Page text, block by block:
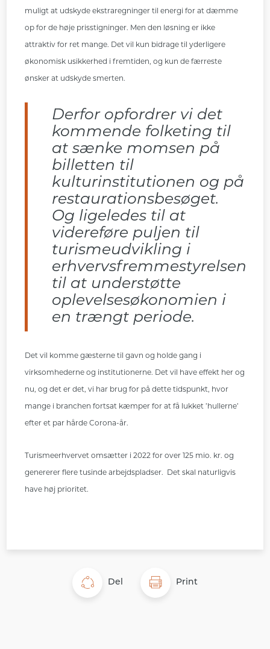
muligt at udskyde ekstraregninger til energi for at dæmme
op for de høje prisstigninger. Men den løsning er ikke
attraktiv for ret mange. Det vil kun bidrage til yderligere
økonomisk usikkerhed i fremtiden, og kun de færreste
ønsker at udskyde smerten.
Derfor opfordrer vi det
kommende folketing til
at sænke momsen på
billetten til
kulturinstitutionen og på
restaurationsbesøget.
Og ligeledes til at
videreføre puljen til
turismeudvikling i
erhvervsfremmestyrelsen
til at understøtte
oplevelsesøkonomien i
en trængt periode.
Det vil komme gæsterne til gavn og holde gang i
virksomhederne og institutionerne. Det vil have effekt her og
nu, og det er det, vi har brug for på dette tidspunkt, hvor
mange i branchen fortsat kæmper for at få lukket ’hullerne’
efter et par hårde Corona-år.
Turismeerhvervet omsætter i 2022 for over 125 mio. kr. og
genererer flere tusinde arbejdspladser. Det skal naturligvis
have høj prioritet.
Del Print